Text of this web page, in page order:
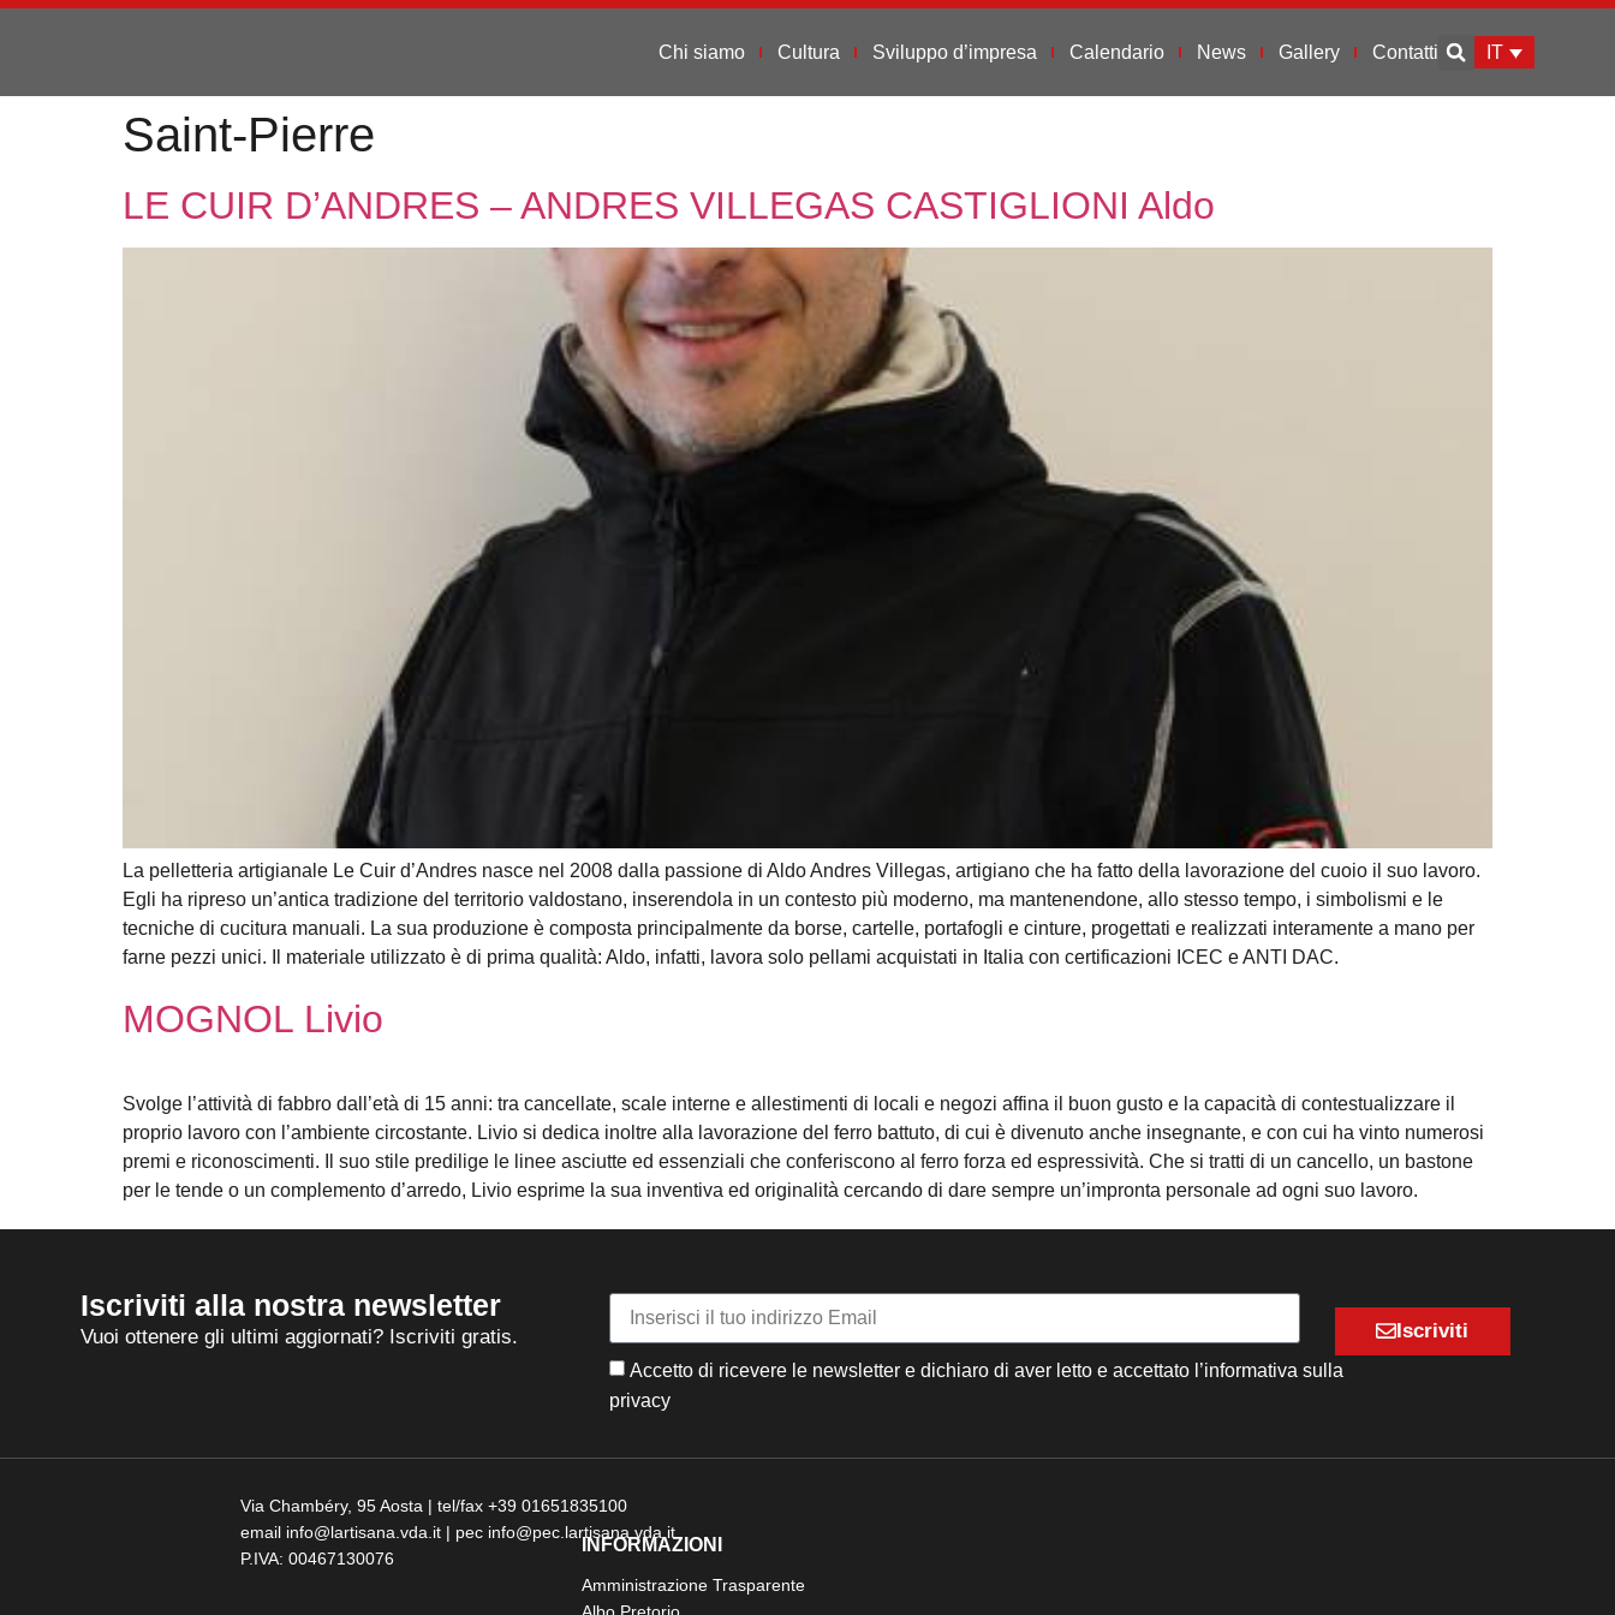
Chi siamo Cultura Sviluppo d’impresa Calendario News Gallery Contatti IT
Saint-Pierre
LE CUIR D’ANDRES – ANDRES VILLEGAS CASTIGLIONI Aldo
La pelletteria artigianale Le Cuir d’Andres nasce nel 2008 dalla passione di Aldo Andres Villegas, artigiano che ha fatto della lavorazione del cuoio il suo lavoro.
Egli ha ripreso un’antica tradizione del territorio valdostano, inserendola in un contesto più moderno, ma mantenendone, allo stesso tempo, i simbolismi e le
tecniche di cucitura manuali. La sua produzione è composta principalmente da borse, cartelle, portafogli e cinture, progettati e realizzati interamente a mano per
farne pezzi unici. Il materiale utilizzato è di prima qualità: Aldo, infatti, lavora solo pellami acquistati in Italia con certificazioni ICEC e ANTI DAC.
MOGNOL Livio
Svolge l’attività di fabbro dall’età di 15 anni: tra cancellate, scale interne e allestimenti di locali e negozi affina il buon gusto e la capacità di contestualizzare il
proprio lavoro con l’ambiente circostante. Livio si dedica inoltre alla lavorazione del ferro battuto, di cui è divenuto anche insegnante, e con cui ha vinto numerosi
premi e riconoscimenti. Il suo stile predilige le linee asciutte ed essenziali che conferiscono al ferro forza ed espressività. Che si tratti di un cancello, un bastone
per le tende o un complemento d’arredo, Livio esprime la sua inventiva ed originalità cercando di dare sempre un’impronta personale ad ogni suo lavoro.
Iscriviti alla nostra newsletter
Vuoi ottenere gli ultimi aggiornati? Iscriviti gratis.
Accetto di ricevere le newsletter e dichiaro di aver letto e accettato l’informativa sulla
privacy
Iscriviti
Via Chambéry, 95 Aosta | tel/fax +39 01651835100
email info@lartisana.vda.it | pec info@pec.lartisana.vda.it
P.IVA: 00467130076
INFORMAZIONI
Amministrazione Trasparente
Albo Pretorio